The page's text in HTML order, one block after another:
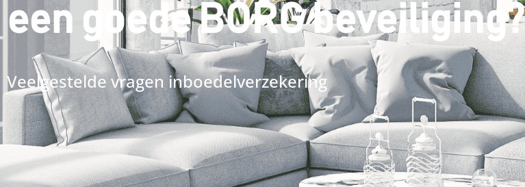
een goede BORG beveiliging?
Veelgestelde vragen inboedelverzekering